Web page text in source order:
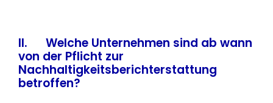
II. Welche Unternehmen sind ab wann
von der Pflicht zur
Nachhaltigkeitsberichterstattung
betroffen?